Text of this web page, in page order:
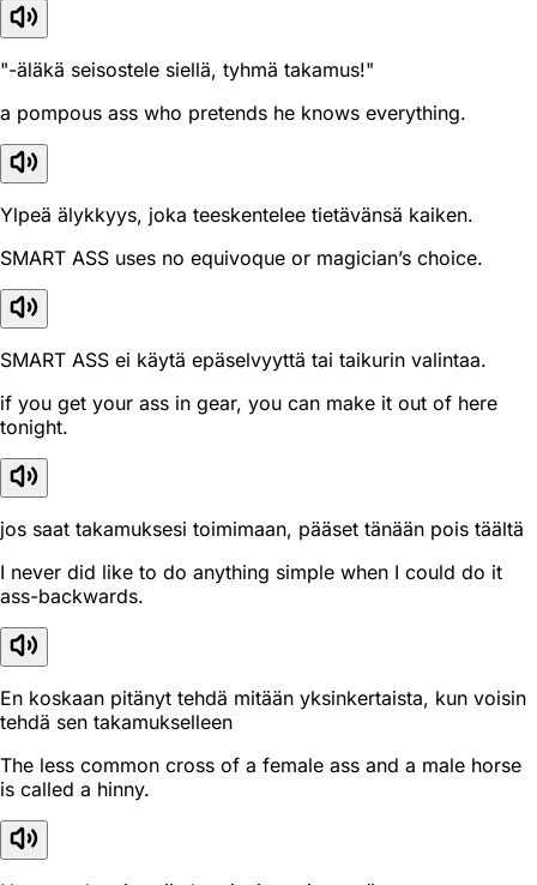
"-äläkä seisostele siellä, tyhmä takamus!"
a pompous ass who pretends he knows everything.
Ylpeä älykkyys, joka teeskentelee tietävänsä kaiken.
SMART ASS uses no equivoque or magician’s choice.
SMART ASS ei käytä epäselvyyttä tai taikurin valintaa.
if you get your ass in gear, you can make it out of here
tonight.
jos saat takamuksesi toimimaan, pääset tänään pois täältä
I never did like to do anything simple when I could do it
ass-backwards.
En koskaan pitänyt tehdä mitään yksinkertaista, kun voisin
tehdä sen takamukselleen
The less common cross of a female ass and a male horse
is called a hinny.